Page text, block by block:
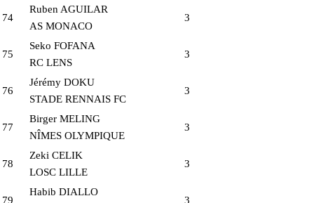
74
Ruben AGUILAR
AS MONACO
3
75
Seko FOFANA
RC LENS
3
76
Jérémy DOKU
STADE RENNAIS FC
3
77
Birger MELING
NÎMES OLYMPIQUE
3
78
Zeki CELIK
LOSC LILLE
3
79
Habib DIALLO
3